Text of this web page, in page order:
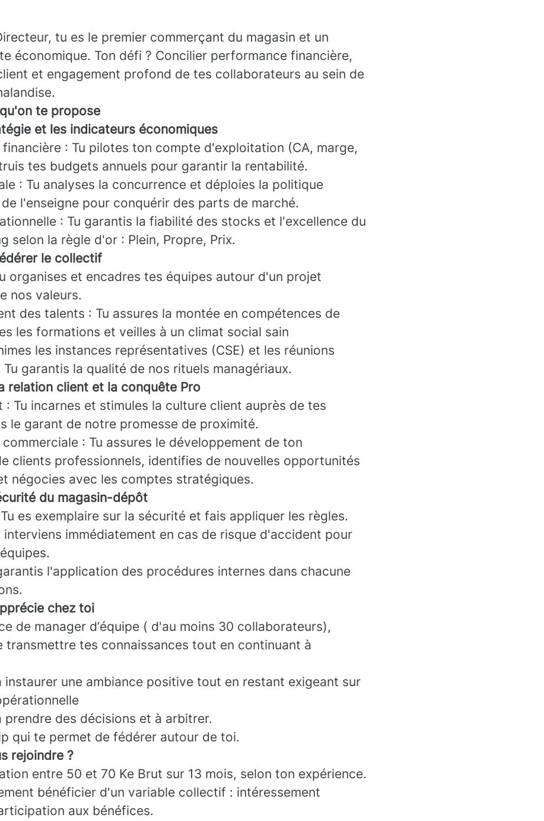
tu es le premier commerçant du magasin et un
économique. Ton défi ? Concilier performance financière,
et engagement profond de tes collaborateurs au sein de
te propose
et les indicateurs économiques
: Tu pilotes ton compte d'exploitation (CA, marge,
tes budgets annuels pour garantir la rentabilité.
: Tu analyses la concurrence et déploies la politique
l'enseigne pour conquérir des parts de marché.
: Tu garantis la fiabilité des stocks et l'excellence du
selon la règle d'or : Plein, Propre, Prix.
le collectif
organises et encadres tes équipes autour d'un projet
nos valeurs.
des talents : Tu assures la montée en compétences de
les formations et veilles à un climat social sain
les instances représentatives (CSE) et les réunions
garantis la qualité de nos rituels managériaux.
relation client et la conquête Pro
: Tu incarnes et stimules la culture client auprès de tes
le garant de notre promesse de proximité.
: Tu assures le développement de ton
clients professionnels, identifies de nouvelles opportunités
négocies avec les comptes stratégiques.
du magasin-dépôt
Tu es exemplaire sur la sécurité et fais appliquer les règles.
interviens immédiatement en cas de risque d'accident pour
l'application des procédures internes dans chacune
chez toi
de manager d’équipe ( d'au moins 30 collaborateurs),
transmettre tes connaissances tout en continuant à
instaurer une ambiance positive tout en restant exigeant sur
prendre des décisions et à arbitrer.
qui te permet de fédérer autour de toi.
rejoindre ?
entre 50 et 70 Ke Brut sur 13 mois, selon ton expérience.
bénéficier d'un variable collectif : intéressement
aux bénéfices.